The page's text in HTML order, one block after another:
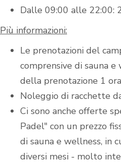
Dalle 09:00 alle 22:00:
Più informazioni:
Le prenotazioni del
comprensive di sauna
della prenotazione 1
Noleggio di racchette
Ci sono anche offerte
Padel" con un prezzo
di sauna e wellness, in
diversi mesi - molto